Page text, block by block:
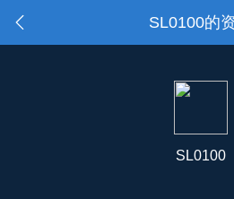
SL0100的
SL0100